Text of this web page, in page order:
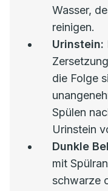
Wasser,
reinigen.
Urinstein:
die Folge
Spülen
Urinstein
Dunkle
mit
schwarze